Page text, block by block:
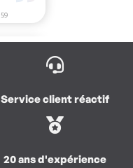
Service client réactif
20 ans d'expérience